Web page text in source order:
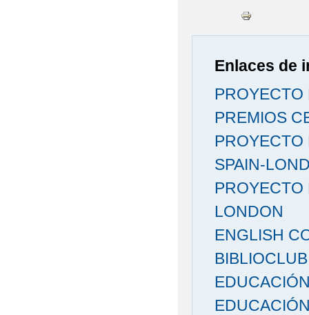
Enlaces de
PROYECTO
PREMIOS
SPAIN-
PROYECTO
LONDON
ENGLISH